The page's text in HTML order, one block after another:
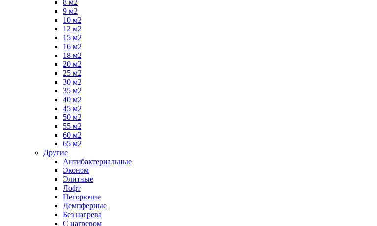
8 м2
9 м2
10 м2
12 м2
15 м2
16 м2
18 м2
20 м2
25 м2
30 м2
35 м2
40 м2
45 м2
50 м2
55 м2
60 м2
65 м2
Другие
Антибактериальные
Эконом
Элитные
Лофт
Негорючие
Демпферные
Без нагрева
С нагревом